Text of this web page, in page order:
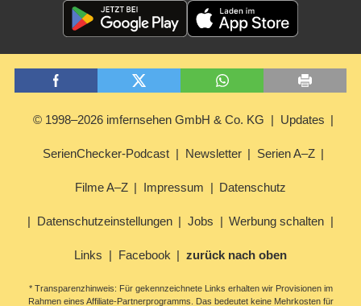
© 1998–2026 imfernsehen GmbH & Co. KG Updates
SerienChecker-Podcast Newsletter Serien A–Z
Filme A–Z Impressum Datenschutz
Datenschutzeinstellungen Jobs Werbung schalten
Links Facebook zurück nach oben
* Transparenzhinweis: Für gekennzeichnete Links erhalten wir Provisionen im
Rahmen eines Affiliate-Partnerprogramms. Das bedeutet keine Mehrkosten für